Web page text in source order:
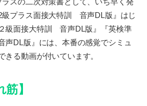
級プラス面接大特訓 音声DL版』はじ
級面接大特訓 音声DL版』『英検準
DL版』には、本番の感覚でシミュ
きる動画が付いています。
筋】